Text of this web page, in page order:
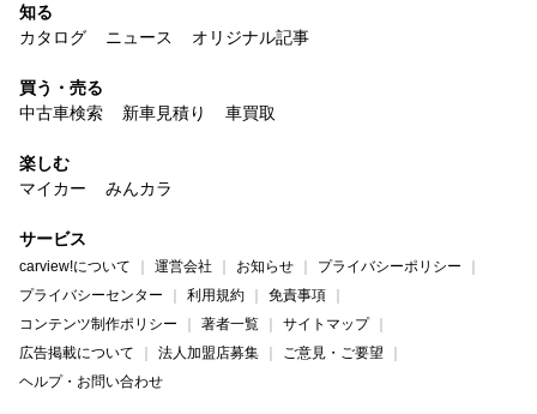
知る
カタログ
ニュース オリジナル記事
買う・売る
中古車検索
新車見積り 車買取
楽しむ
マイカー
みんカラ
サービス
carview!について 運営会社 お知らせ
プライバシーポリシー
プライバシーセンター
利用規約
免責事項
コンテンツ制作ポリシー
著者一覧
サイトマップ
広告掲載について
法人加盟店募集
ご意見・ご要望
ヘルプ・お問い合わせ